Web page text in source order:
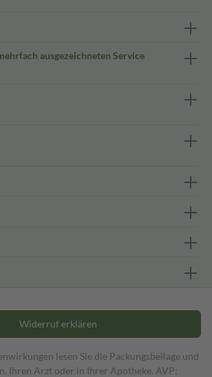
ausgezeichneten Service
Widerruf erklären
lesen Sie die Packungsbeilage und
Ihren Arzt oder in Ihrer Apotheke. AVP: